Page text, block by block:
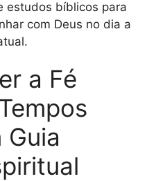
estudos bíblicos para
com Deus no dia a
a Fé